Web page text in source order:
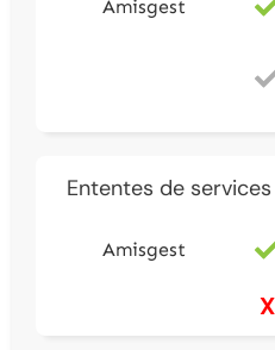
Amisgest
Ententes de services
Amisgest
X